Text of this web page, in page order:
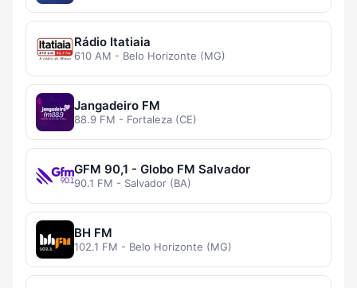
Rádio Itatiaia
610 AM - Belo Horizonte (MG)
Jangadeiro FM
88.9 FM - Fortaleza (CE)
GFM 90,1 - Globo FM Salvador
90.1 FM - Salvador (BA)
BH FM
102.1 FM - Belo Horizonte (MG)